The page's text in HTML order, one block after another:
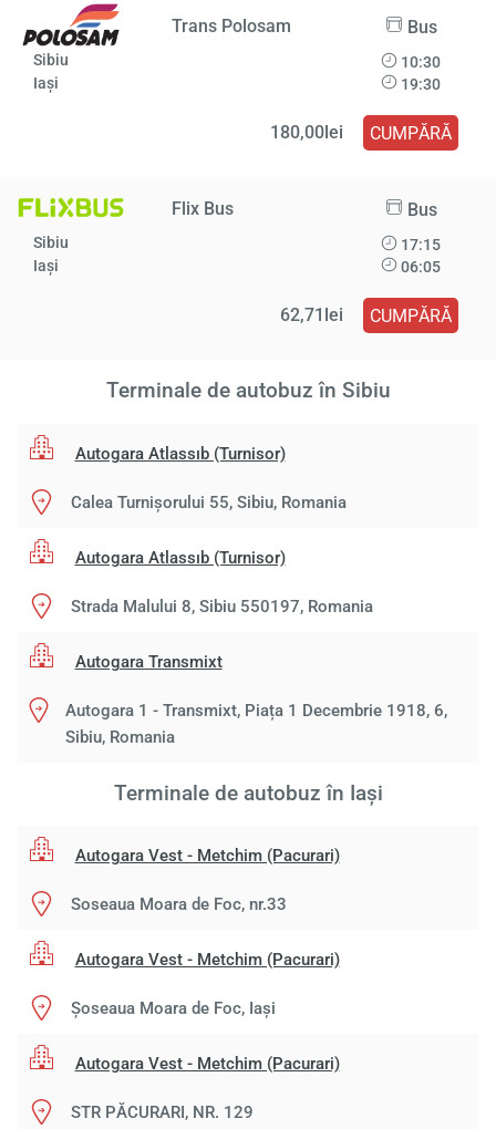
Trans Polosam Bus
Sibiu
Iași
10:30
19:30
180,00lei CUMPĂRĂ
Flix Bus Bus
Sibiu
Iași
17:15
06:05
62,71lei CUMPĂRĂ
Terminale de autobuz în Sibiu
Autogara Atlassıb (Turnisor)
Calea Turnișorului 55, Sibiu, Romania
Autogara Atlassıb (Turnisor)
Strada Malului 8, Sibiu 550197, Romania
Autogara Transmixt
Autogara 1 - Transmixt, Piața 1 Decembrie 1918, 6,
Sibiu, Romania
Terminale de autobuz în Iași
Autogara Vest - Metchim (Pacurari)
Soseaua Moara de Foc, nr.33
Autogara Vest - Metchim (Pacurari)
Şoseaua Moara de Foc, Iași
Autogara Vest - Metchim (Pacurari)
STR PĂCURARI, NR. 129